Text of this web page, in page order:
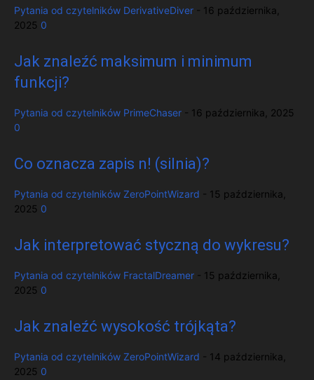
Pytania od czytelników DerivativeDiver
16 października,
2025 0
Jak znaleźć maksimum i minimum
funkcji?
Pytania od czytelników PrimeChaser
16 października, 2025
0
Co oznacza zapis n! (silnia)?
Pytania od czytelników ZeroPointWizard
15 października,
2025 0
Jak interpretować styczną do wykresu?
Pytania od czytelników FractalDreamer
15 października,
2025 0
Jak znaleźć wysokość trójkąta?
Pytania od czytelników ZeroPointWizard
14 października,
2025 0